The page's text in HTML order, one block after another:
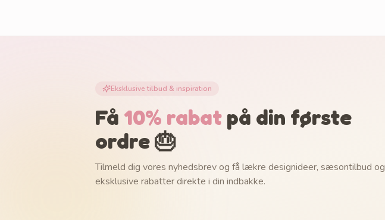
Eksklusive tilbud & inspiration
Få 10% rabat på din første
ordre 🎂
Tilmeld dig vores nyhedsbrev og få lækre designideer, sæsontilbud og
eksklusive rabatter direkte i din indbakke.